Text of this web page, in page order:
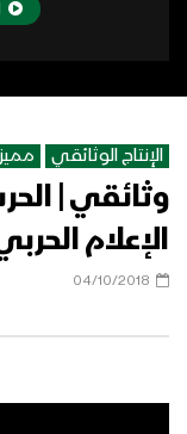
الإنتاج الوثائقي مميز
وثائقي |
الإعلام الحربي
04/10/2018